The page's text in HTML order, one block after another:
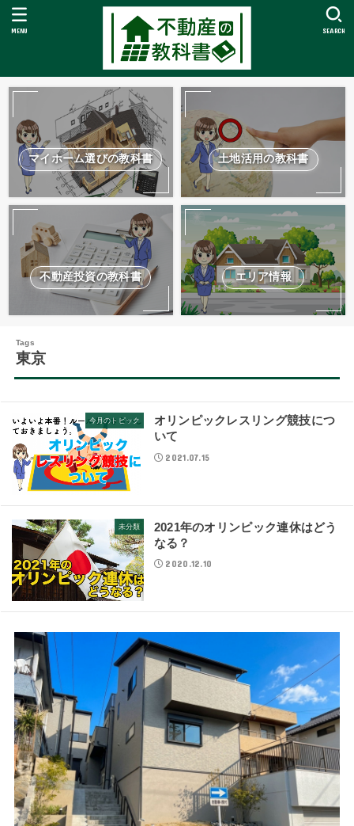
SEARCH
MENU
マイホーム選びの教科書 土地活用の教科書
不動産投資の教科書 エリア情報
東京
今月のトピック
オリンピックレスリング競技につ
いて
2021.07.15
未分類
2021年のオリンピック連休はどう
なる？
2020.12.10